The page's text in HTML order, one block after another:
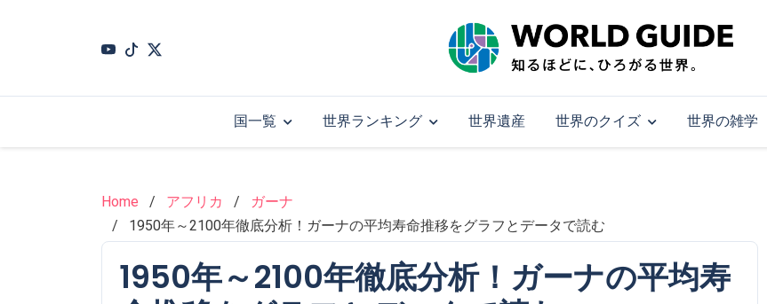
国一覧 世界ランキング 世界遺産 世界のクイズ 世界の雑学
Home アフリカ
ガーナ
1950年～2100年徹底分析！ガーナの平均寿命推移をグラフとデータで読む
1950年～2100年徹底分析！ガーナの平均寿